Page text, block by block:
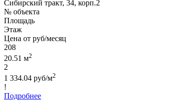
Сибирский тракт, 34, корп.2
№ объекта
Площадь
Этаж
Цена от руб/месяц
208
20.51 м2
2
1 334.04 руб/м2
!
Подробнее